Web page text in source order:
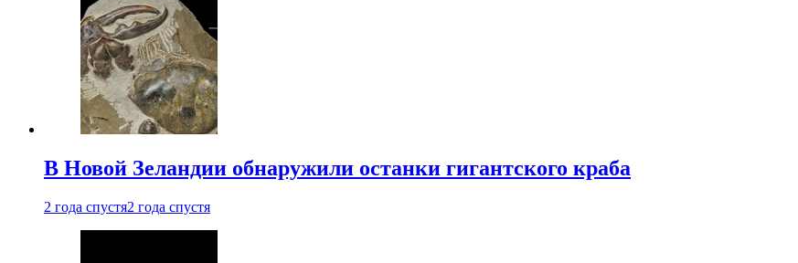
В Новой Зеландии обнаружили останки гигантского краба
2 года спустя2 года спустя